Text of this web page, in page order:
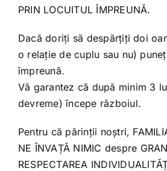
PRIN LOCUITUL ÎMPREUNĂ.
Dacă doriți să despărțiți doi
o relație de cuplu sau nu)
împreună.
Vă garantez că după minim 3
devreme) începe războiul.
Pentru că părinții noștri,
NE ÎNVAȚĂ NIMIC despre
RESPECTAREA